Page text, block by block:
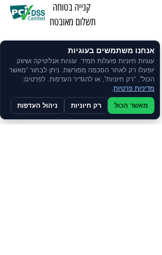
קנייה בטוחה
תשלום מאובטח
משלוח מהיר באמצעות שליחים
ע"י נציג
אנחנו משתמשים בעוגיות
עוגיות חיוניות פועלות תמיד. עוגיות אנליטיקה ושיווק
יופעלו רק לאחר הסכמה מפורשת. ניתן לבחור “מאשר
הכול”, “רק חיוניות”, או להגדיר העדפות. לפרטים:
מדיניות פרטיות.
מאשר הכול רק חיוניות ניהול העדפות